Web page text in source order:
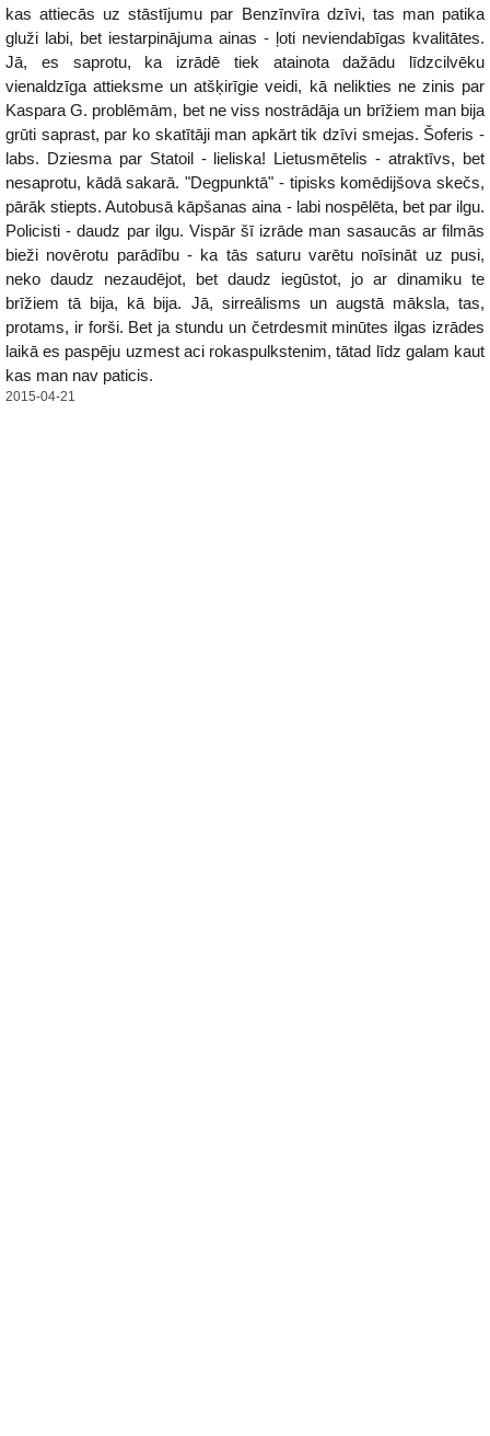
kas attiecās uz stāstījumu par Benzīnvīra dzīvi, tas man patika
gluži labi, bet iestarpinājuma ainas - ļoti neviendabīgas kvalitātes.
Jā, es saprotu, ka izrādē tiek atainota dažādu līdzcilvēku
vienaldzīga attieksme un atšķirīgie veidi, kā nelikties ne zinis par
Kaspara G. problēmām, bet ne viss nostrādāja un brīžiem man bija
grūti saprast, par ko skatītāji man apkārt tik dzīvi smejas. Šoferis -
labs. Dziesma par Statoil - lieliska! Lietusmētelis - atraktīvs, bet
nesaprotu, kādā sakarā. "Degpunktā" - tipisks komēdijšova skečs,
pārāk stiepts. Autobusā kāpšanas aina - labi nospēlēta, bet par ilgu.
Policisti - daudz par ilgu. Vispār šī izrāde man sasaucās ar filmās
bieži novērotu parādību - ka tās saturu varētu noīsināt uz pusi,
neko daudz nezaudējot, bet daudz iegūstot, jo ar dinamiku te
brīžiem tā bija, kā bija. Jā, sirreālisms un augstā māksla, tas,
protams, ir forši. Bet ja stundu un četrdesmit minūtes ilgas izrādes
laikā es paspēju uzmest aci rokaspulkstenim, tātad līdz galam kaut
kas man nav paticis.
2015-04-21